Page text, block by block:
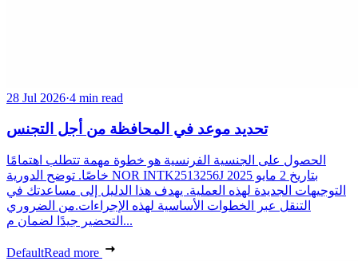
28 Jul 2026·4 min read
تحديد موعد في المحافظة من أجل التجنس
الحصول على الجنسية الفرنسية هو خطوة مهمة تتطلب اهتمامًا
خاصًا. توضح الدورية NOR INTK2513256J بتاريخ 2 مايو 2025
التوجيهات الجديدة لهذه العملية. يهدف هذا الدليل إلى مساعدتك في
التنقل عبر الخطوات الأساسية لهذه الإجراءات.من الضروري
التحضير جيدًا لضمان م...
DefaultRead more